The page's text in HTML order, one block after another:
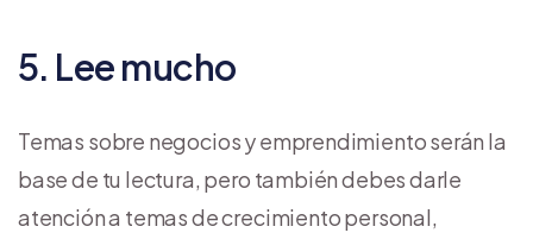
5. Lee mucho
Temas sobre negocios y emprendimiento serán la
base de tu lectura, pero también debes darle
atención a temas de crecimiento personal,